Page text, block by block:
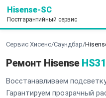
Hisense-SC
Постгарантийный сервис
Сервис Хисенс/Саундбар/
Ремонт Hisense
Восстанавливаем
Гарантируем прозрачный